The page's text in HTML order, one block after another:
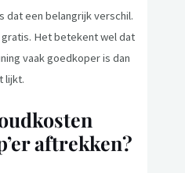
dat een belangrijk verschil.
Het betekent wel dat
vaak goedkoper is dan
lijkt.
aftrekken?